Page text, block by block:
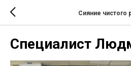
Сияние чистого
Специалист